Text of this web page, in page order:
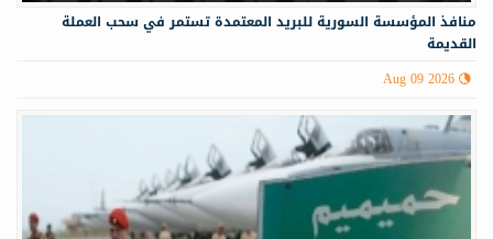
منافذ المؤسسة السورية للبريد المعتمدة تستمر في سحب العملة
القديمة
Aug 09 2026